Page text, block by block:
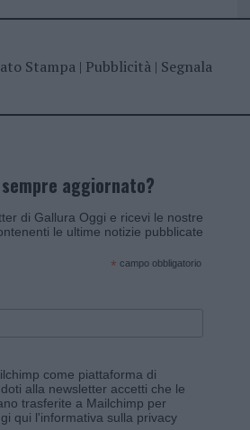
Stampa| Pubblicità| Segnala
aggiornato?
di Gallura Oggi e ricevi le nostre
le ultime notizie pubblicate
* campo obbligatorio
come piattaforma di
alla newsletter accetti che le
trasferite a Mailchimp per
qui l'informativa sulla privacy